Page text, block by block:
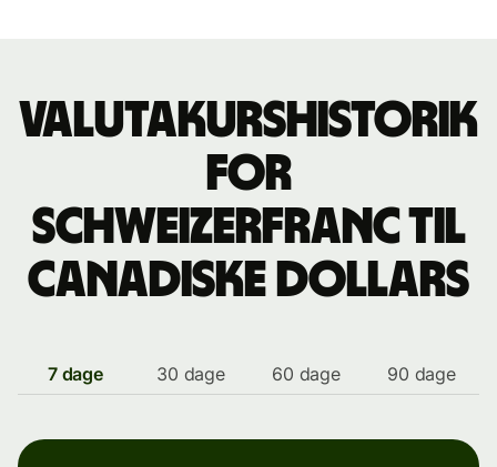
Valutakurshistorik
for
schweizerfranc til
canadiske dollars
7 dage 30 dage 60 dage 90 dage